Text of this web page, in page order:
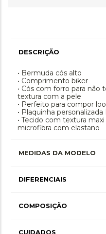
DESCRIÇÃO
• Bermuda cós alto
• Comprimento biker
• Cós com forro para não
textura com a pele
• Perfeito para compor
• Plaquinha
• Tecido com textura
microfibra com elastano
MEDIDAS DA MODELO
DIFERENCIAIS
+ Mais Informações
COMPOSIÇÃO
CUIDADOS